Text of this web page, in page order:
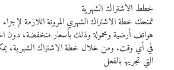
خطط الاشتراك الشهرية
تمنحك خطة الاشتراك الشهري المرونة اللازمة لإجراء
هواتف أرضية ومحمولة وذلك بأسعار منخفضة، دون
في أي وقت. ومن خلال خطة الاشتراك الشهرية،
التي تجريها بالفعل